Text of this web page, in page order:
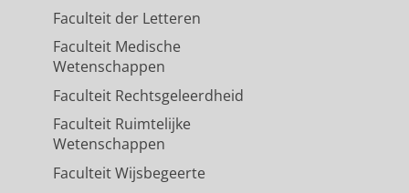
Faculteit der Letteren
Faculteit Medische
Wetenschappen
Faculteit Rechtsgeleerdheid
Faculteit Ruimtelijke
Wetenschappen
Faculteit Wijsbegeerte